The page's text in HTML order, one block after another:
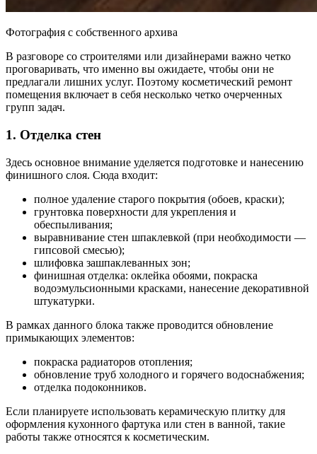
Фотография с собственного архива
В разговоре со строителями или дизайнерами важно четко
проговаривать, что именно вы ожидаете, чтобы они не
предлагали лишних услуг. Поэтому косметический ремонт
помещения включает в себя несколько четко очерченных
групп задач.
1. Отделка стен
Здесь основное внимание уделяется подготовке и нанесению
финишного слоя. Сюда входит:
полное удаление старого покрытия (обоев, краски);
грунтовка поверхности для укрепления и
обеспыливания;
выравнивание стен шпаклевкой (при необходимости —
гипсовой смесью);
шлифовка зашпаклеванных зон;
финишная отделка: оклейка обоями, покраска
водоэмульсионными красками, нанесение декоративной
штукатурки.
В рамках данного блока также проводится обновление
примыкающих элементов:
покраска радиаторов отопления;
обновление труб холодного и горячего водоснабжения;
отделка подоконников.
Если планируете использовать керамическую плитку для
оформления кухонного фартука или стен в ванной, такие
работы также относятся к косметическим.